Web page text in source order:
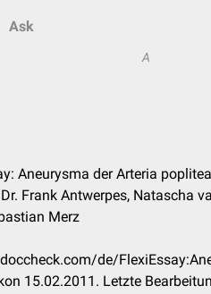
Ask
A
Aneurysma der Arteria
Frank Antwerpes, Natascha
Merz
de/
15.02.2011. Letzte